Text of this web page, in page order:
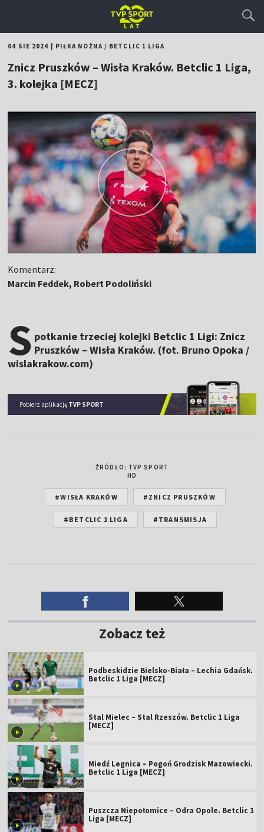
04 SIE 2024 PIŁKA NOŻNA/ BETCLIC 1 LIGA
Znicz Pruszków – Wisła Kraków. Betclic 1 Liga,
3. kolejka [MECZ]
Komentarz:
Marcin Feddek, Robert Podoliński
S potkanie trzeciej kolejki Betclic 1 Ligi: Znicz
Pruszków – Wisła Kraków. (fot. Bruno Opoka /
wislakrakow.com)
Pobierz aplikację TVP SPORT
ŹRÓDŁO: TVP SPORT
HD
#WISŁA KRAKÓW #ZNICZ PRUSZKÓW
#BETCLIC 1 LIGA #TRANSMISJA
Zobacz też
Podbeskidzie Bielsko-Biała – Lechia Gdańsk.
Betclic 1 Liga [MECZ]
Stal Mielec – Stal Rzeszów. Betclic 1 Liga
[MECZ]
Miedź Legnica – Pogoń Grodzisk Mazowiecki.
Betclic 1 Liga [MECZ]
Puszcza Niepołomice – Odra Opole. Betclic 1
Liga [MECZ]